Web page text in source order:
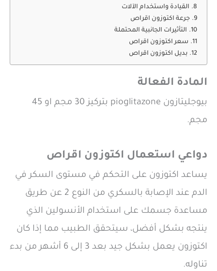
القيادة واستخدام الآلات
جرعة اكتوزون اقراص
التأثيرات الجانبية المحتملة
سعر اكتوزون اقراص
بديل اكتوزون اقراص
المادة الفعالة
بيوجليتازون pioglitazone بتركيز 30 مجم او 45
مجم.
دواعي استعمال اكتوزون اقراص
يساعد اكتوزون على التحكم في مستوى السكر في
الدم عند الإصابة بالسكري من النوع 2 عن طريق
مساعدة جسمك على استخدام الأنسولين الذي
ينتجه بشكل أفضل، سيتحقق الطبيب مما إذا كان
اكتوزون يعمل بشكل جيد بعد 3 إلى 6 أشهر من بدء
تناوله.